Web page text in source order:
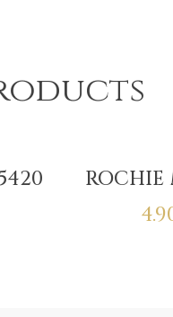
ROCHIE